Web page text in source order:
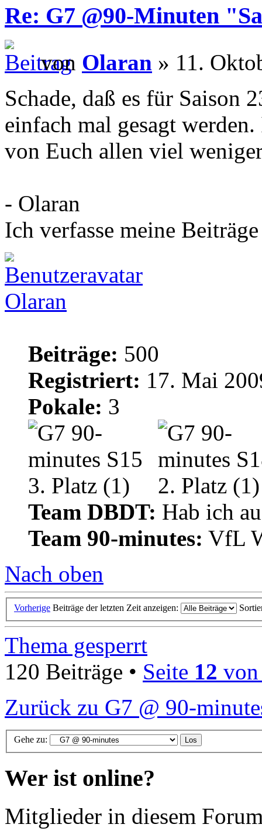
Re: G7 @90-Minuten
von Olaran » 11.
Schade, daß es für Saison
einfach mal gesagt
von Euch allen viel
- Olaran
Ich verfasse meine
Olaran
Beiträge: 500
Registriert: 17. Mai
Pokale: 3
Team DBDT: Hab ich
Team 90-minutes: VfL
Nach oben
Vorherige Beiträge der letzten Zeit anzeigen:
Thema gesperrt
120 Beiträge • Seite 12
Zurück zu G7 @ 90-
Gehe zu:
Wer ist online?
Mitglieder in diesem